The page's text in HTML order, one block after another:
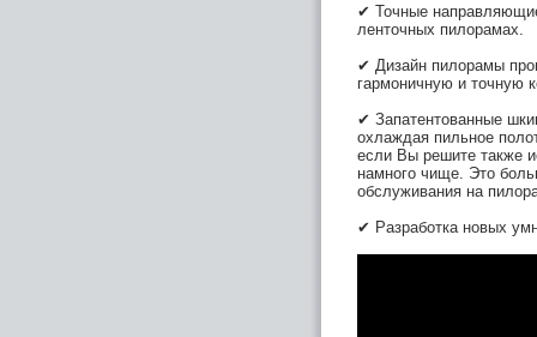
✔ Точные
ленточных пилорамах.
✔ Дизайн пилорамы
гармоничную и точную
✔ Запатентованные
охлаждая пильное
если Вы решите также
намного чище. Это
обслуживания на
✔ Разработка новых